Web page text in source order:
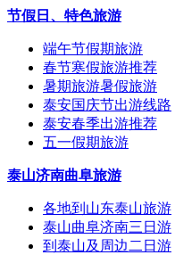
节假日、特色旅游
端午节假期旅游
春节寒假旅游推荐
暑期旅游暑假旅游
泰安国庆节出游线路
泰安春季出游推荐
五一假期旅游
泰山济南曲阜旅游
各地到山东泰山旅游
泰山曲阜济南三日游
到泰山及周边二日游